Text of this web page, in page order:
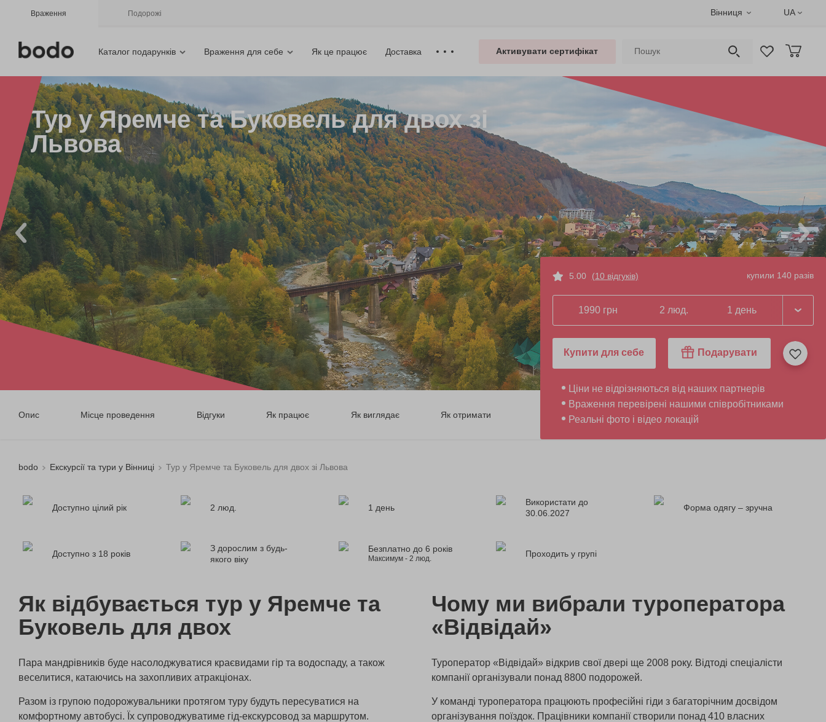
Враження Подорожі Вінниця UA
Каталог подарунків Враження для себе Як це працює Доставка Активувати сертифікат
Тур у Яремче та Буковель для двох зі
Львова
Опис Місце проведення Відгуки Як працює Як виглядає Як отримати
5.00 (10 відгуків) купили 140 разів
1990 грн 2 люд. 1 день
Купити для себе Подарувати
Ціни не відрізняються від наших партнерів
Враження перевірені нашими співробітниками
Реальні фото і відео локацій
bodo Екскурсії та тури у Вінниці Тур у Яремче та Буковель для двох зі Львова
Доступно цілий рік 2 люд. 1 день
Використати до
30.06.2027
Форма одягу – зручна
Доступно з 18 років
З дорослим з будь-
якого віку
Безплатно до 6 років
Максимум - 2 люд.
Проходить у групі
Як відбувається тур у Яремче та
Буковель для двох
Пара мандрівників буде насолоджуватися краєвидами гір та водоспаду, а також
веселитися, катаючись на захопливих атракціонах.
Разом із групою подорожувальники протягом туру будуть пересуватися на
комфортному автобусі. Їх супроводжуватиме гід-екскурсовод за маршрутом.
Чому ми вибрали туроператора
«Відвідай»
Туроператор «Відвідай» відкрив свої двері ще 2008 року. Відтоді спеціалісти
компанії організували понад 8800 подорожей.
У команді туроператора працюють професійні гіди з багаторічним досвідом
організування поїздок. Працівники компанії створили понад 410 власних